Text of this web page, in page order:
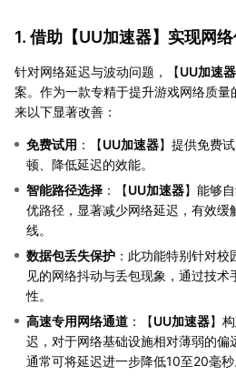
1. 借助【UU加速器】实现网
针对网络延迟与波动问题，【UU加速器
案。作为一款专精于提升游戏网络质量
来以下显著改善：
免费试用 ：【UU加速器】提供免费
顿、降低延迟的效能。
智能路径选择 ：【UU加速器】能够
优路径，显著减少网络延迟，有效缓
线。
数据包丢失保护 ：此功能特别针对
见的网络抖动与丢包现象，通过技术
性。
高速专用网络通道 ：【UU加速器】
迟，对于网络基础设施相对薄弱的偏
通常可将延迟进一步降低10至20毫秒